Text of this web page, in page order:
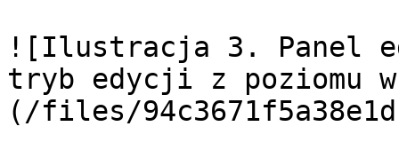
![Ilustracja 3. Panel
tryb edycji z poziomu
(/files/